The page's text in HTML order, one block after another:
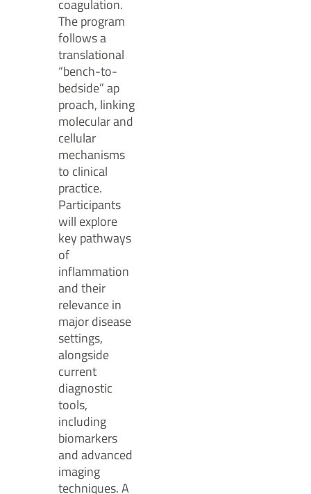
coagulation.
The program
follows a
translational
“bench-to-
bedside” ap
proach, linking
molecular and
cellular
mechanisms
to clinical
practice.
Participants
will explore
key pathways
of
inflammation
and their
relevance in
major disease
settings,
alongside
current
diagnostic
tools,
including
biomarkers
and advanced
imaging
techniques. A